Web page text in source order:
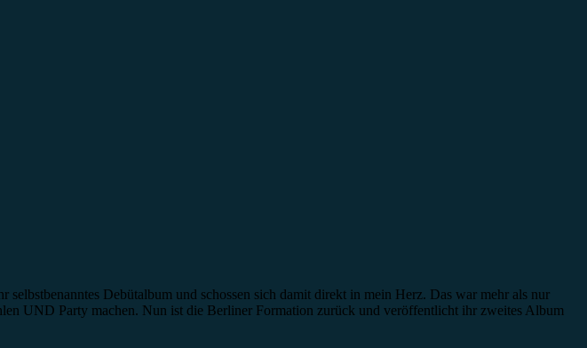
Debütalbum und schossen sich damit direkt in mein Herz. Das war mehr als nur
UND Party machen. Nun ist die Berliner Formation zurück und veröffentlicht ihr zweites Album